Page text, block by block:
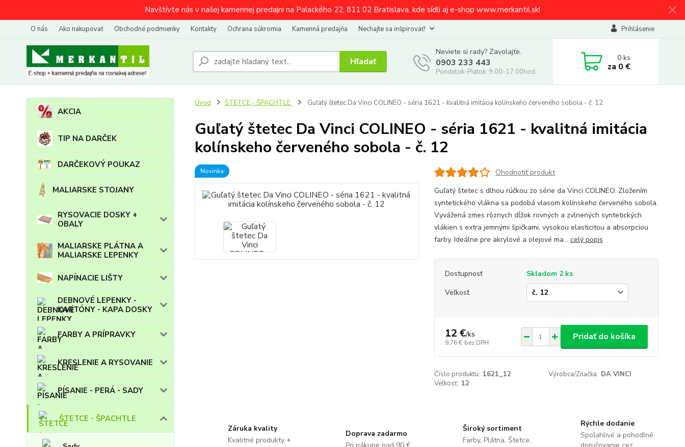
Navštívte nás v našej kamennej predajni na Palackého 22, 811 02 Bratislava, kde sídli aj e-shop www.merkantil.sk!
O nás Ako nakupovať Obchodné podmienky Kontakty Ochrana súkromia Kamenná predajňa Nechajte sa inšpirovať! Prihlásenie
Hľadať
Neviete si rady? Zavolajte.
0903 233 443
Pondelok-Piatok: 9.00-17.00hod.
0ks
za 0 €
AKCIA
TIP NA DARČEK
DARČEKOVÝ POUKAZ
MALIARSKE STOJANY
RYSOVACIE DOSKY +
OBALY
MALIARSKE PLÁTNA A
MALIARSKE LEPENKY
NAPÍNACIE LIŠTY
DEBNOVÉ LEPENKY -
KARTÓNY - KAPA DOSKY
FARBY A PRÍPRAVKY
KRESLENIE A RYSOVANIE
PÍSANIE - PERÁ - SADY
ŠTETCE - ŠPACHTLE
Úvod ŠTETCE - ŠPACHTLE Guľatý štetec Da Vinci COLINEO - séria 1621 - kvalitná imitácia kolínskeho červeného sobola - č. 12
Guľatý štetec Da Vinci COLINEO - séria 1621 - kvalitná imitácia
kolínskeho červeného sobola - č. 12
Novinka
Ohodnotiť produkt
Guľatý štetec s dlhou rúčkou zo série da Vinci COLINEO. Zložením
syntetického vlákna sa podobá vlasom kolínskeho červeného sobola.
Vyvážená zmes rôznych dĺžok rovných a zvlnených syntetických
vlákien s extra jemnými špičkami, vysokou elasticitou a absorpciou
farby. Ideálne pre akrylové a olejové ma... celý popis
Dostupnosť
Skladom 2 ks
Veľkosť
12 €/ks
9,76 € bez DPH
Pridať do košíka
Číslo produktu: 1621_12 Výrobca/Značka: DA VINCI
Veľkosť: 12
Záruka kvality
Kvalitné produkty +
Doprava zadarmo
Široký sortiment
Farby, Plátna, Štetce,
Rýchle dodanie
Spoľahlivé a pohodlné